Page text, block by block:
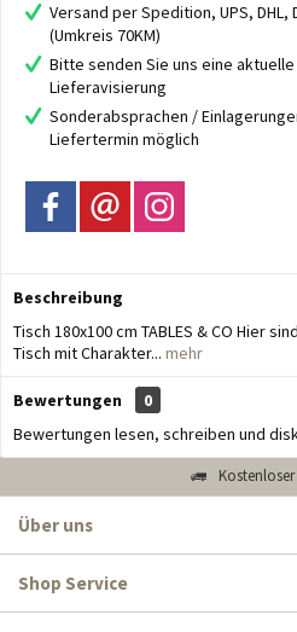
Versand per Spedition, UPS, DHL,
(Umkreis 70KM)
Bitte senden Sie uns eine
Lieferavisierung
Sonderabsprachen /
Liefertermin möglich
Beschreibung
Tisch 180x100 cm TABLES & CO Hier
Tisch mit Charakter... mehr
Bewertungen
0
Bewertungen lesen, schreiben und
Über uns
Shop Service